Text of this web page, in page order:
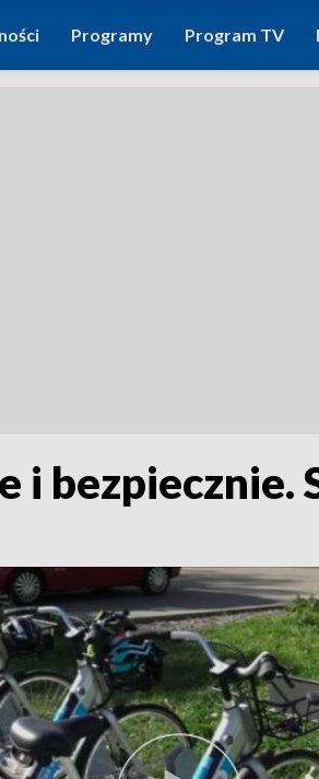
Programy Program TV
i bezpiecznie.